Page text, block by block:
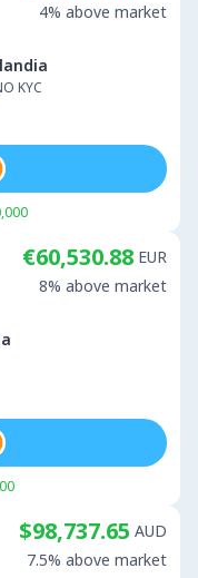
KYC
4% above market
€60,530.88 EUR
8% above market
$98,737.65 AUD
7.5% above market